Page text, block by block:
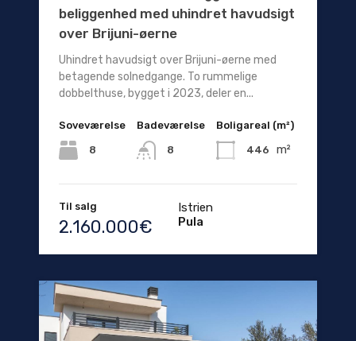
beliggenhed med uhindret havudsigt
over Brijuni-øerne
Uhindret havudsigt over Brijuni-øerne med
betagende solnedgange. To rummelige
dobbelthuse, bygget i 2023, deler en...
Soveværelse
8
Badeværelse
8
Boligareal (m²)
446 m²
Til salg
2.160.000€
Istrien
Pula